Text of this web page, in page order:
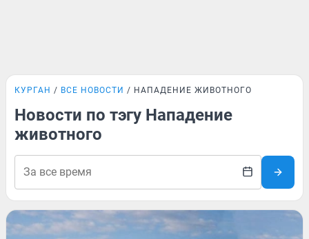
КУРГАН ВСЕ НОВОСТИ НАПАДЕНИЕ ЖИВОТНОГО
Новости по тэгу Нападение
животного